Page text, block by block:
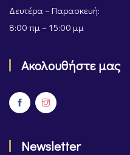
Δευτέρα – Παρασκευή:
8:00 πμ – 15:00 μμ
Ακολουθήστε μας
Newsletter